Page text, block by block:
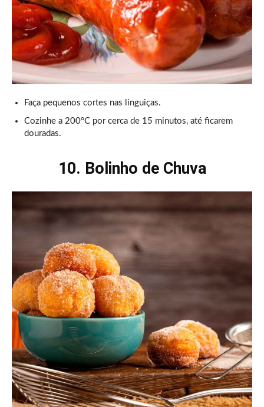
Faça pequenos cortes nas linguiças.
Cozinhe a 200°C por cerca de 15 minutos, até ficarem
douradas.
10. Bolinho de Chuva